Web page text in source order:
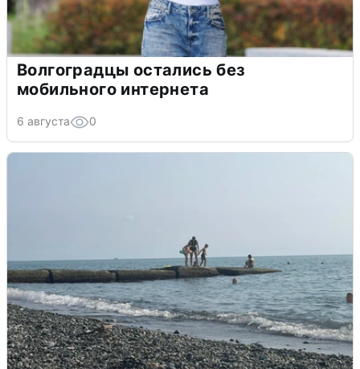
Волгоградцы остались без
мобильного интернета
6 августа 0